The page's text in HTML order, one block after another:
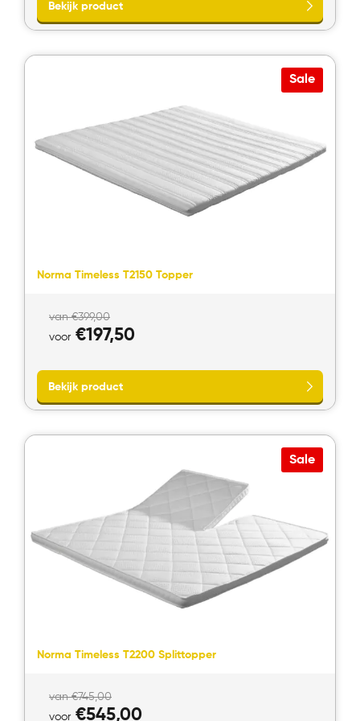
€590,00.
€445,00.
Bekijk product
Sale
Norma Timeless T2150 Topper
van €399,00Oorspronkelijke
prijs
van
€399,00.
voor €197,50
is:
€197,50.
Sale
Norma Timeless T2200 Splittopper
van €745,00Oorspronkelijke
prijs
voor €545,00